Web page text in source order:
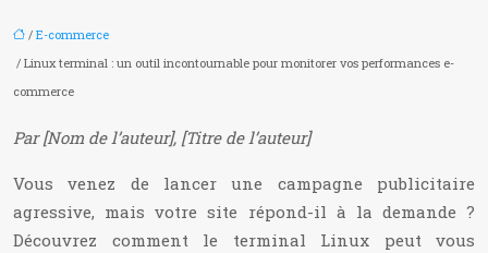
/ E-commerce
/ Linux terminal : un outil incontournable pour monitorer vos performances e-
commerce
Par [Nom de l’auteur], [Titre de l’auteur]
Vous venez de lancer une campagne publicitaire
agressive, mais votre site répond-il à la demande ?
Découvrez comment le terminal Linux peut vous